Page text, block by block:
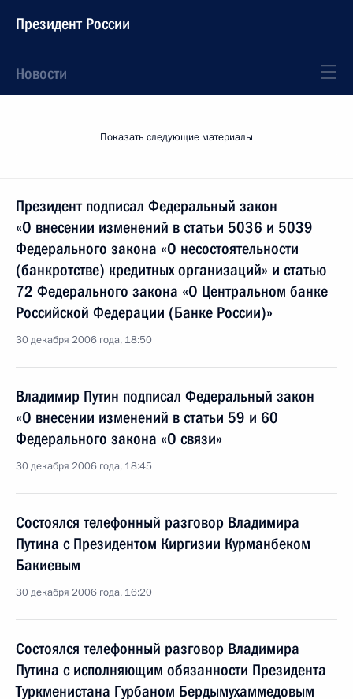
Президент России
Новости
Показать следующие материалы
Президент подписал Федеральный закон
«О внесении изменений в статьи 5036 и 5039
Федерального закона «О несостоятельности
(банкротстве) кредитных организаций» и статью
72 Федерального закона «О Центральном банке
Российской Федерации (Банке России)»
30 декабря 2006 года, 18:50
Владимир Путин подписал Федеральный закон
«О внесении изменений в статьи 59 и 60
Федерального закона «О связи»
30 декабря 2006 года, 18:45
Состоялся телефонный разговор Владимира
Путина с Президентом Киргизии Курманбеком
Бакиевым
30 декабря 2006 года, 16:20
Состоялся телефонный разговор Владимира
Путина с исполняющим обязанности Президента
Туркменистана Гурбаном Бердымухаммедовым